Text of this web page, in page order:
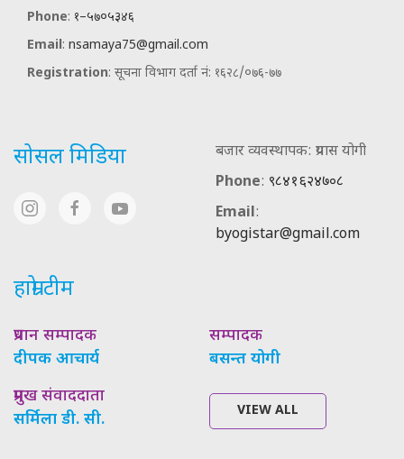
Phone: १–५७०५३४६
Email: nsamaya75@gmail.com
Registration: सूचना विभाग दर्ता नं: १६२८/०७६-७७
सोसल मिडिया
बजार व्यवस्थापक: प्रयास योगी
Phone: ९८४१६२४७०८
Email:
byogistar@gmail.com
हाम्रो टीम
प्रधान सम्पादक
दीपक आचार्य
सम्पादक
बसन्त योगी
प्रमुख संवाददाता
सर्मिला डी. सी.
VIEW ALL